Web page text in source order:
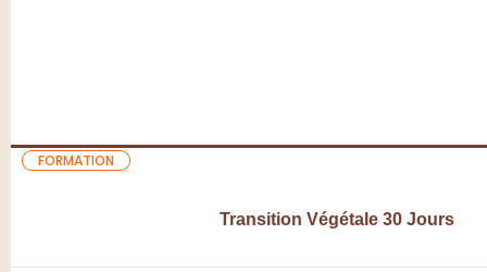
FORMATION
Transition Végétale 30 Jours